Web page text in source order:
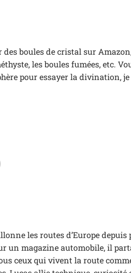
boules de cristal sur
les boules fumées, etc.
pour essayer la divination,
les routes d’Europe depuis
un magazine automobile, il
ceux qui vivent la route